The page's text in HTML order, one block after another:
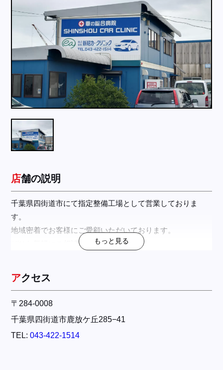
店舗問い合わせ
店舗の説明
千葉県四街道市にて指定整備工場として営業しておりま
す。
地域密着でお客様にご愛顧いただいております。
ぜひお気軽にご相談ください。
もっと見る
アクセス
〒284-0008
千葉県四街道市鹿放ケ丘285−41
TEL: 043-422-1514